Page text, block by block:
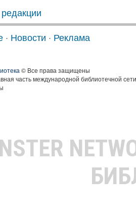
· Новости · Реклама
© Все права защищены
часть международной библиотечной